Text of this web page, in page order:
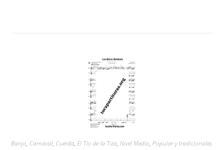
Banjo, Carnaval, Cuerda, El Tío de la Tiza, Nivel Medio, Popular y tradicionales